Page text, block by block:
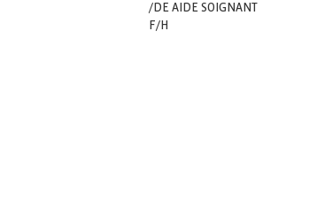
/DE AIDE SOIGNANT
F/H